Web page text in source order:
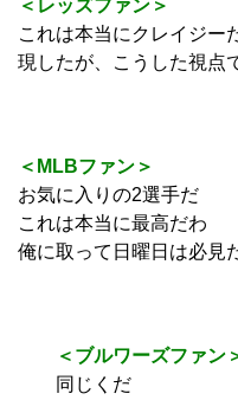
＜レッズファン＞
これは本当にクレイジ
現したが、こうした視点
＜MLBファン＞
お気に入りの2選手だ
これは本当に最高だわ
俺に取って日曜日は必見
＜ブルワーズファン
同じくだ